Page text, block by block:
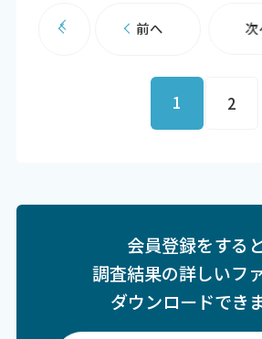
前へ
1 2
次
会員登録をすると
調査結果の詳しいフ
ダウンロードできま